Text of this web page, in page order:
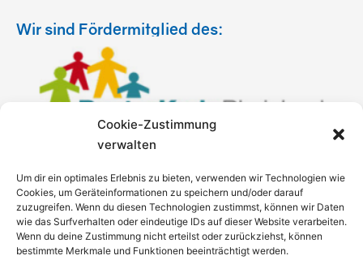
Cookie-Zustimmung
verwalten
Um dir ein optimales Erlebnis zu bieten, verwenden wir Technologien wie
Cookies, um Geräteinformationen zu speichern und/oder darauf
zuzugreifen. Wenn du diesen Technologien zustimmst, können wir Daten
wie das Surfverhalten oder eindeutige IDs auf dieser Website verarbeiten.
Wenn du deine Zustimmung nicht erteilst oder zurückziehst, können
bestimmte Merkmale und Funktionen beeinträchtigt werden.
Wir sind Fördermitglied des: